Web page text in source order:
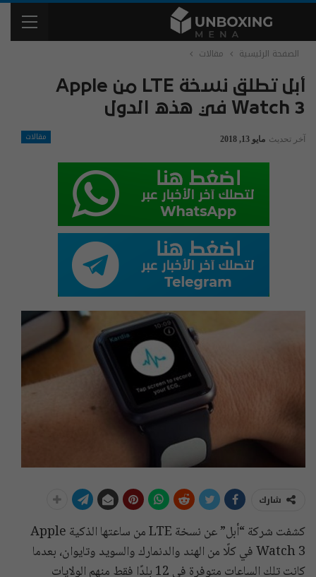
الصفحة الرئيسية مقالات
أبل تطلق نسخة LTE من Apple
Watch 3 في هذه الدول
مقالات آخر تحديث مايو 13, 2018
شارك
كشفت شركة “أبل” عن نسخة LTE من ساعتها الذكية Apple
Watch 3 في كلًا من الهند والدنمارك والسويد وتايوان، بعدما
كانت تلك الساعات متوفرة في 12 بلدًا فقط منهم الولايات